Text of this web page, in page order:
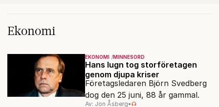
Ekonomi
EKONOMI MINNESORD
Hans lugn tog storföretagen
genom djupa kriser
Företagsledaren Björn Svedberg
dog den 25 juni, 88 år gammal.
Av: Jon Åsberg•